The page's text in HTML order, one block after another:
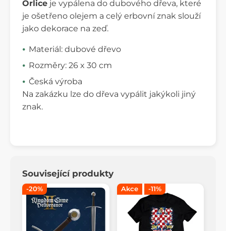
Orlice je vypálena do dubového dřeva, které
je ošetřeno olejem a celý erbovní znak slouží
jako dekorace na zeď.
Materiál: dubové dřevo
Rozměry: 26 x 30 cm
Česká výroba
Na zakázku lze do dřeva vypálit jakýkoli jiný
znak.
Související produkty
-20% Akce -11%